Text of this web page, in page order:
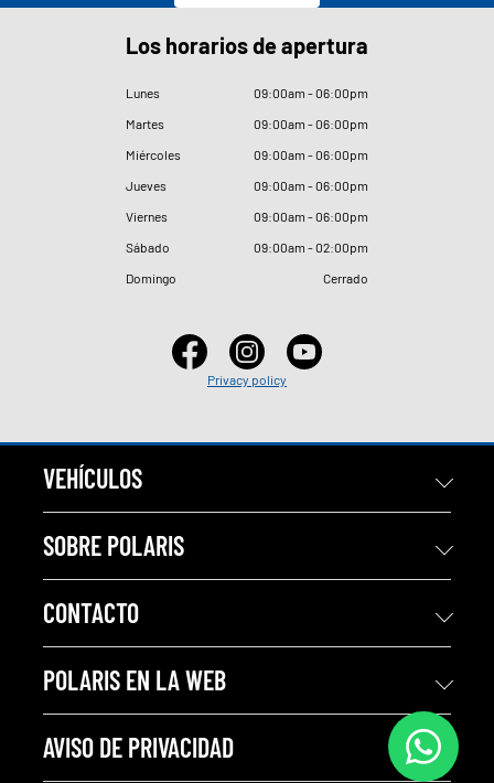
Los horarios de apertura
Lunes 09:00am - 06:00pm
Martes
09:00am - 06:00pm
Miércoles
09:00am - 06:00pm
Jueves
09:00am - 06:00pm
Viernes
09:00am - 06:00pm
Sábado
09:00am - 02:00pm
Domingo
Cerrado
Privacy policy
VEHÍCULOS
SOBRE POLARIS
CONTACTO
POLARIS EN LA WEB
AVISO DE PRIVACIDAD